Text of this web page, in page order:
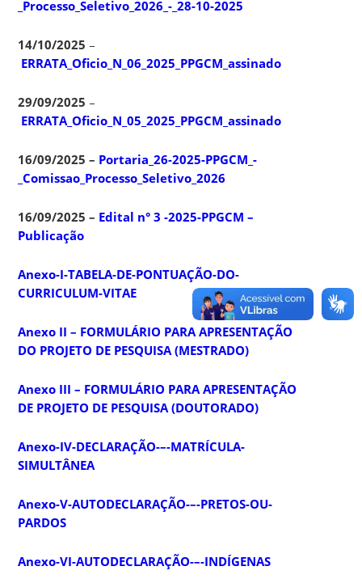
_Processo_Seletivo_2026_-_28-10-2025
14/10/2025 –
ERRATA_Oficio_N_06_2025_PPGCM_assinado
29/09/2025 –
ERRATA_Oficio_N_05_2025_PPGCM_assinado
16/09/2025 – Portaria_26-2025-PPGCM_-
_Comissao_Processo_Seletivo_2026
16/09/2025 – Edital n° 3 -2025-PPGCM –
Publicação
Anexo-I-TABELA-DE-PONTUAÇÃO-DO-
CURRICULUM-VITAE
Anexo II – FORMULÁRIO PARA APRESENTAÇÃO
DO PROJETO DE PESQUISA (MESTRADO)
Anexo III – FORMULÁRIO PARA APRESENTAÇÃO
DE PROJETO DE PESQUISA (DOUTORADO)
Anexo-IV-DECLARAÇÃO-–-MATRÍCULA-
SIMULTÂNEA
Anexo-V-AUTODECLARAÇÃO-–-PRETOS-OU-
PARDOS
Anexo-VI-AUTODECLARAÇÃO-–-INDÍGENAS